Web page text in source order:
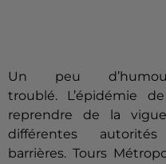
Un peu
troublé.
L’épidémie de
reprendre de la
différentes
barrières. Tours